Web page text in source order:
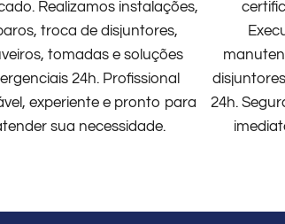
Realizamos instalações,
troca de disjuntores,
tomadas e soluções
24h. Profissional
experiente e pronto para
sua necessidade.
24h.